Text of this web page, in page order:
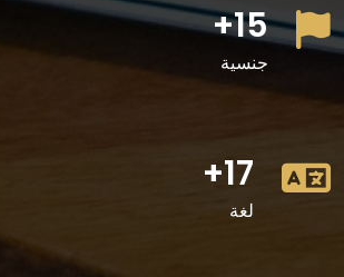
15+
جنسية
17+
لغة